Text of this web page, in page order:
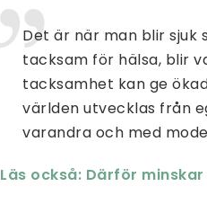
Det är när man blir sjuk
tacksam för hälsa, blir
tacksamhet kan ge
världen utvecklas från
varandra och med
Läs också: Därför